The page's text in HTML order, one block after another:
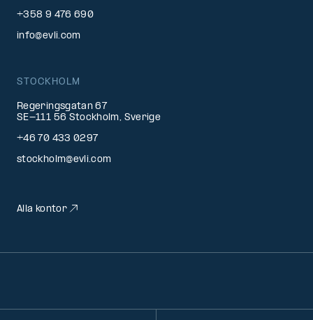
+358 9 476 690
info@evli.com
STOCKHOLM
Regeringsgatan 67
SE-111 56 Stockholm, Sverige
+46 70 433 0297
stockholm@evli.com
Alla kontor